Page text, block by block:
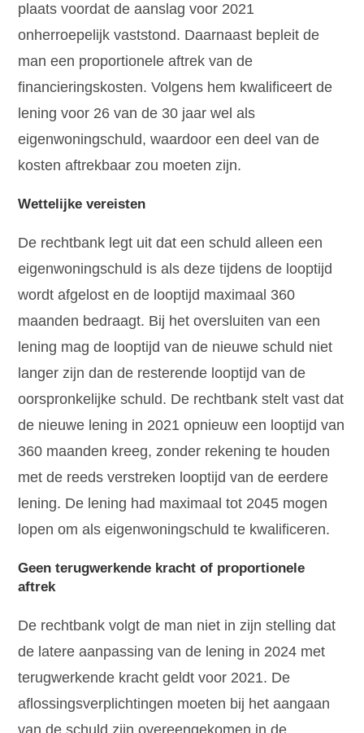
plaats voordat de aanslag voor 2021
onherroepelijk vaststond. Daarnaast bepleit de
man een proportionele aftrek van de
financieringskosten. Volgens hem kwalificeert de
lening voor 26 van de 30 jaar wel als
eigenwoningschuld, waardoor een deel van de
kosten aftrekbaar zou moeten zijn.
Wettelijke vereisten
De rechtbank legt uit dat een schuld alleen een
eigenwoningschuld is als deze tijdens de looptijd
wordt afgelost en de looptijd maximaal 360
maanden bedraagt. Bij het oversluiten van een
lening mag de looptijd van de nieuwe schuld niet
langer zijn dan de resterende looptijd van de
oorspronkelijke schuld. De rechtbank stelt vast dat
de nieuwe lening in 2021 opnieuw een looptijd van
360 maanden kreeg, zonder rekening te houden
met de reeds verstreken looptijd van de eerdere
lening. De lening had maximaal tot 2045 mogen
lopen om als eigenwoningschuld te kwalificeren.
Geen terugwerkende kracht of proportionele
aftrek
De rechtbank volgt de man niet in zijn stelling dat
de latere aanpassing van de lening in 2024 met
terugwerkende kracht geldt voor 2021. De
aflossingsverplichtingen moeten bij het aangaan